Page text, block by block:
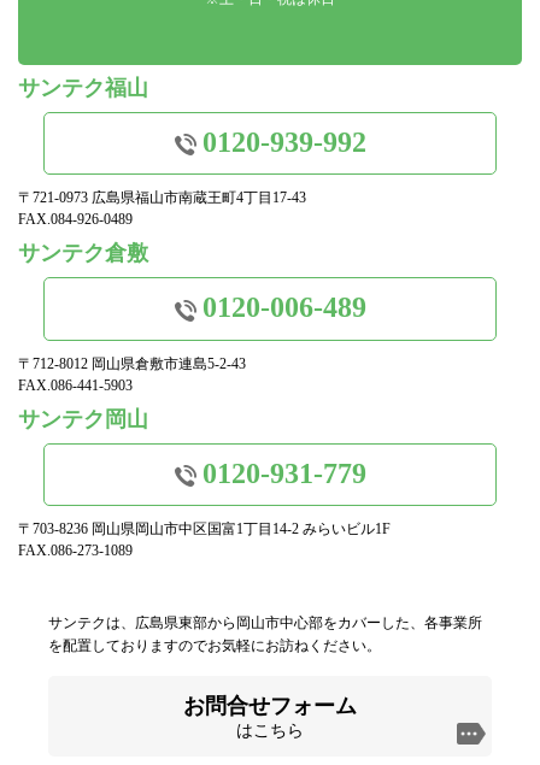
サンテク福山
0120-939-992
〒721-0973 広島県福山市南蔵王町4丁目17-43
FAX.084-926-0489
サンテク倉敷
0120-006-489
〒712-8012 岡山県倉敷市連島5-2-43
FAX.086-441-5903
サンテク岡山
0120-931-779
〒703-8236 岡山県岡山市中区国富1丁目14-2 みらいビル1F
FAX.086-273-1089
サンテクは、広島県東部から岡山市中心部をカバーした、各事業所
を配置しておりますのでお気軽にお訪ねください。
お問合せフォーム
はこちら